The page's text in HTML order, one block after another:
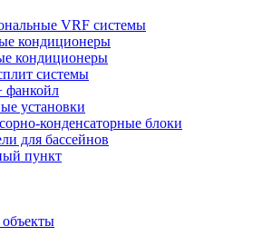
VRF системы
кондиционеры
кондиционеры
системы
фанкойл
установки
конденсаторные блоки
для бассейнов
пункт